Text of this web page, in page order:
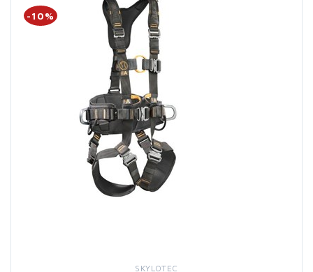
-10%
SKYLOTEC